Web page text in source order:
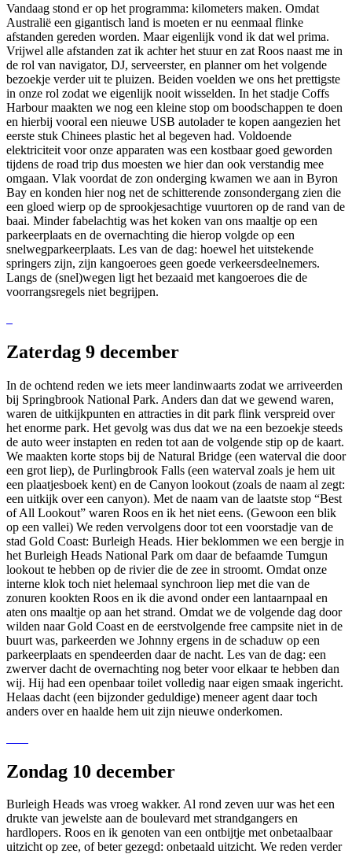
Vandaag stond er op het programma: kilometers maken. Omdat
Australië een gigantisch land is moeten er nu eenmaal flinke
afstanden gereden worden. Maar eigenlijk vond ik dat wel prima.
Vrijwel alle afstanden zat ik achter het stuur en zat Roos naast me in
de rol van navigator, DJ, serveerster, en planner om het volgende
bezoekje verder uit te pluizen. Beiden voelden we ons het prettigste
in onze rol zodat we eigenlijk nooit wisselden. In het stadje Coffs
Harbour maakten we nog een kleine stop om boodschappen te doen
en hierbij vooral een nieuwe USB autolader te kopen aangezien het
eerste stuk Chinees plastic het al begeven had. Voldoende
elektriciteit voor onze apparaten was een kostbaar goed geworden
tijdens de road trip dus moesten we hier dan ook verstandig mee
omgaan. Vlak voordat de zon onderging kwamen we aan in Byron
Bay en konden hier nog net de schitterende zonsondergang zien die
een gloed wierp op de sprookjesachtige vuurtoren op de rand van de
baai. Minder fabelachtig was het koken van ons maaltje op een
parkeerplaats en de overnachting die hierop volgde op een
snelwegparkeerplaats. Les van de dag: hoewel het uitstekende
springers zijn, zijn kangoeroes geen goede verkeersdeelnemers.
Langs de (snel)wegen ligt het bezaaid met kangoeroes die de
voorrangsregels niet begrijpen.
Zaterdag 9 december
In de ochtend reden we iets meer landinwaarts zodat we arriveerden
bij Springbrook National Park. Anders dan dat we gewend waren,
waren de uitkijkpunten en attracties in dit park flink verspreid over
het enorme park. Het gevolg was dus dat we na een bezoekje steeds
de auto weer instapten en reden tot aan de volgende stip op de kaart.
We maakten korte stops bij de Natural Bridge (een waterval die door
een grot liep), de Purlingbrook Falls (een waterval zoals je hem uit
een plaatjesboek kent) en de Canyon lookout (zoals de naam al zegt:
een uitkijk over een canyon). Met de naam van de laatste stop “Best
of All Lookout” waren Roos en ik het niet eens. (Gewoon een blik
op een vallei) We reden vervolgens door tot een voorstadje van de
stad Gold Coast: Burleigh Heads. Hier beklommen we een bergje in
het Burleigh Heads National Park om daar de befaamde Tumgun
lookout te hebben op de rivier die de zee in stroomt. Omdat onze
interne klok toch niet helemaal synchroon liep met die van de
zonuren kookten Roos en ik die avond onder een lantaarnpaal en
aten ons maaltje op aan het strand. Omdat we de volgende dag door
wilden naar Gold Coast en de eerstvolgende free campsite niet in de
buurt was, parkeerden we Johnny ergens in de schaduw op een
parkeerplaats en spendeerden daar de nacht. Les van de dag: een
zwerver dacht de overnachting nog beter voor elkaar te hebben dan
wij. Hij had een openbaar toilet volledig naar eigen smaak ingericht.
Helaas dacht (een bijzonder geduldige) meneer agent daar toch
anders over en haalde hem uit zijn nieuwe onderkomen.
Zondag 10 december
Burleigh Heads was vroeg wakker. Al rond zeven uur was het een
drukte van jewelste aan de boulevard met strandgangers en
hardlopers. Roos en ik genoten van een ontbijtje met onbetaalbaar
uitzicht op zee, of beter gezegd: onbetaald uitzicht. We reden verder